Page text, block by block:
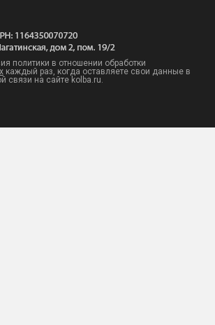
политики в отношении обработки
каждый раз, когда оставляете свои данные в
связи на сайте kolba.ru.